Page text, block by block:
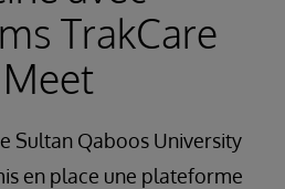
TrakCare
Sultan Qaboos University
en place une plateforme